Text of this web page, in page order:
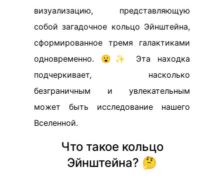
визуализацию, представляющую
собой загадочное кольцо Эйнштейна,
сформированное тремя галактиками
одновременно. 😮✨ Эта находка
подчеркивает, насколько
безграничным и увлекательным
может быть исследование нашего
Вселенной.
Что такое кольцо
Эйнштейна? 🤔